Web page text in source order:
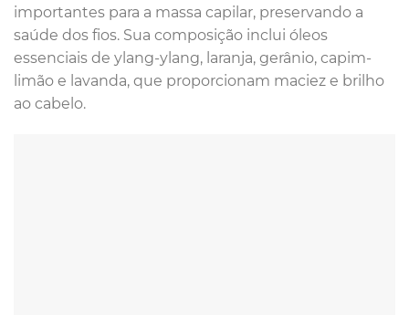
importantes para a massa capilar, preservando a
saúde dos fios. Sua composição inclui óleos
essenciais de ylang-ylang, laranja, gerânio, capim-
limão e lavanda, que proporcionam maciez e brilho
ao cabelo.